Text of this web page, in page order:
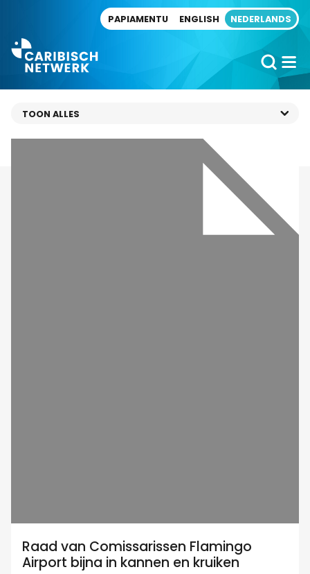
PAPIAMENTU ENGLISH NEDERLANDS
Raad van Comissarissen Flamingo
Airport bijna in kannen en kruiken